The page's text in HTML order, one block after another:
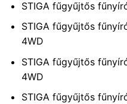
STIGA fűgyűjtős
STIGA fűgyűjtős
4WD
STIGA fűgyűjtős
4WD
STIGA fűgyűjtős